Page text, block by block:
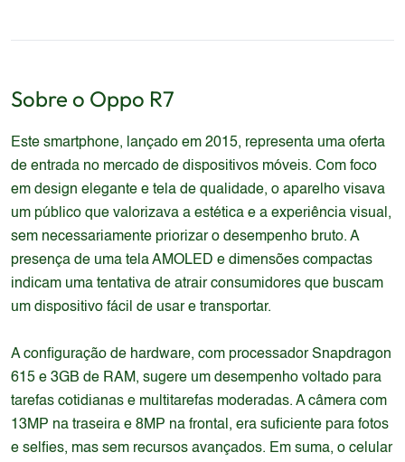
Sobre o Oppo R7
Este smartphone, lançado em 2015, representa uma oferta
de entrada no mercado de dispositivos móveis. Com foco
em design elegante e tela de qualidade, o aparelho visava
um público que valorizava a estética e a experiência visual,
sem necessariamente priorizar o desempenho bruto. A
presença de uma tela AMOLED e dimensões compactas
indicam uma tentativa de atrair consumidores que buscam
um dispositivo fácil de usar e transportar.
A configuração de hardware, com processador Snapdragon
615 e 3GB de RAM, sugere um desempenho voltado para
tarefas cotidianas e multitarefas moderadas. A câmera com
13MP na traseira e 8MP na frontal, era suficiente para fotos
e selfies, mas sem recursos avançados. Em suma, o celular